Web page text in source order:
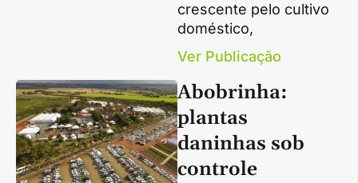
crescente pelo cultivo
doméstico,
Ver Publicação
Abobrinha:
plantas
daninhas sob
controle